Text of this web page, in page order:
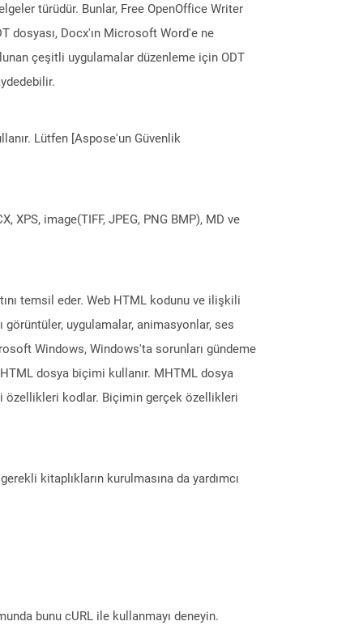
türüdür. Bunlar, Free OpenOffice Writer
dosyası, Docx'ın Microsoft Word'e ne
çeşitli uygulamalar düzenleme için ODT
Lütfen [Aspose'un Güvenlik
XPS, image(TIFF, JPEG, PNG BMP), MD ve
temsil eder. Web HTML kodunu ve ilişkili
uygulamalar, animasyonlar, ses
Windows, Windows'ta sorunları gündeme
dosya biçimi kullanır. MHTML dosya
özellikleri kodlar. Biçimin gerçek özellikleri
kitaplıkların kurulmasına da yardımcı
bunu cURL ile kullanmayı deneyin.